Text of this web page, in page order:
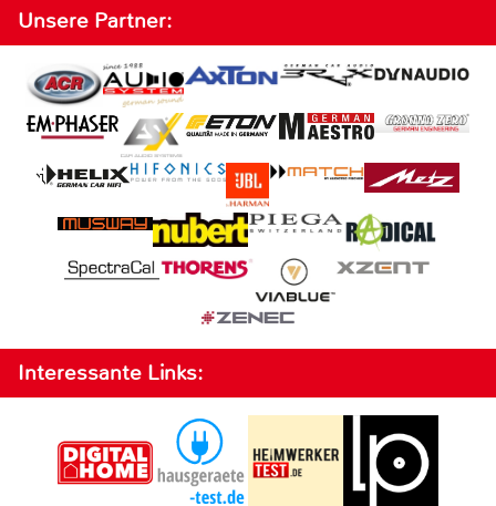
Unsere Partner:
Interessante Links: